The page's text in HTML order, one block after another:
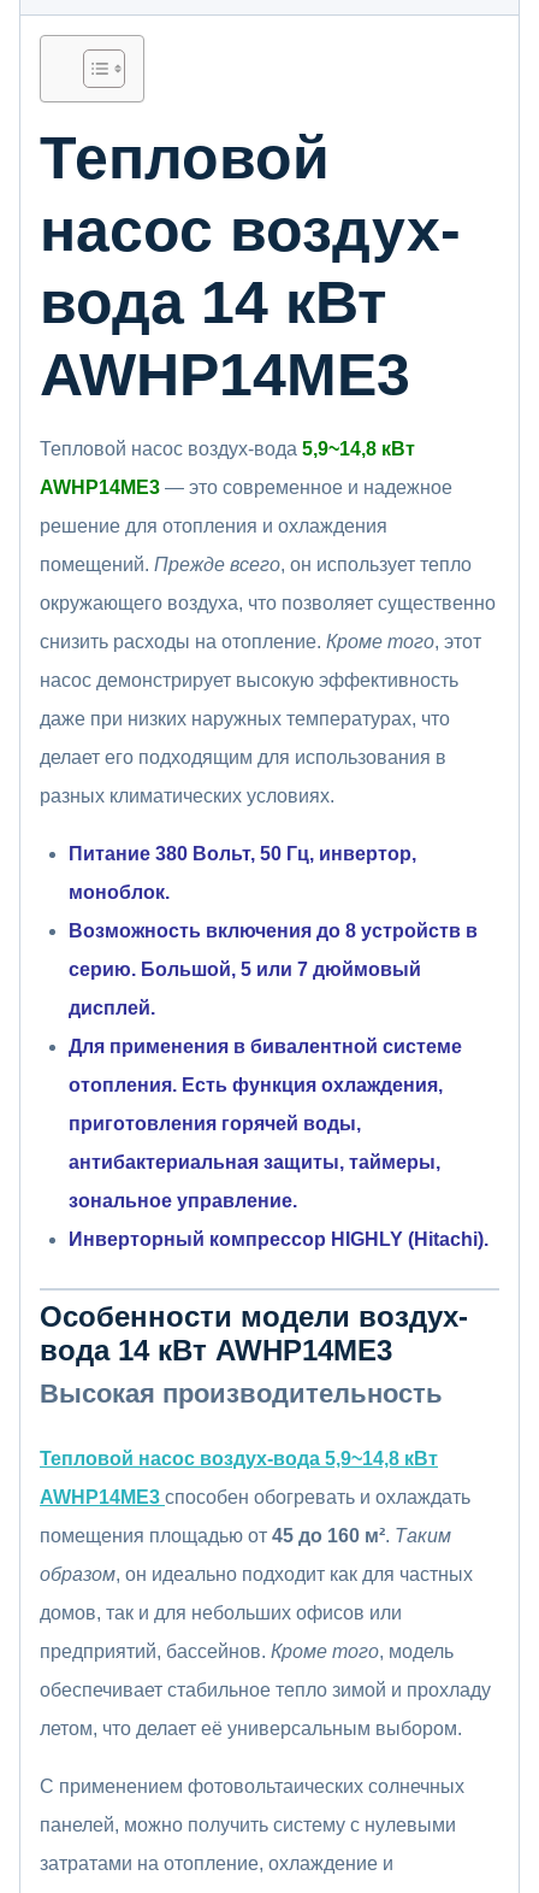
Тепловой
насос воздух-
вода 14 кВт
AWHP14ME3
Тепловой насос воздух-вода 5,9~14,8 кВт
AWHP14ME3 — это современное и надежное
решение для отопления и охлаждения
помещений. Прежде всего, он использует тепло
окружающего воздуха, что позволяет существенно
снизить расходы на отопление. Кроме того, этот
насос демонстрирует высокую эффективность
даже при низких наружных температурах, что
делает его подходящим для использования в
разных климатических условиях.
Питание 380 Вольт, 50 Гц, инвертор,
моноблок.
Возможность включения до 8 устройств в
серию. Большой, 5 или 7 дюймовый
дисплей.
Для применения в бивалентной системе
отопления. Есть функция охлаждения,
приготовления горячей воды,
антибактериальная защиты, таймеры,
зональное управление.
Инверторный компрессор HIGHLY (Hitachi).
Особенности модели воздух-
вода 14 кВт AWHP14ME3
Высокая производительность
Тепловой насос воздух-вода 5,9~14,8 кВт
AWHP14ME3 способен обогревать и охлаждать
помещения площадью от 45 до 160 м². Таким
образом, он идеально подходит как для частных
домов, так и для небольших офисов или
предприятий, бассейнов. Кроме того, модель
обеспечивает стабильное тепло зимой и прохладу
летом, что делает её универсальным выбором.
С применением фотовольтаических солнечных
панелей, можно получить систему с нулевыми
затратами на отопление, охлаждение и